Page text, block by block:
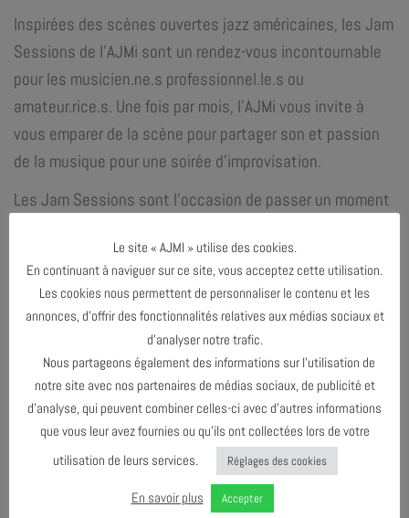
Inspirées des scènes ouvertes jazz américaines, les Jam
Sessions de l’AJMi sont un rendez-vous incontournable
pour les musicien.ne.s professionnel.le.s ou
amateur.rice.s. Une fois par mois, l’AJMi vous invite à
vous emparer de la scène pour partager son et passion
de la musique pour une soirée d’improvisation.
Les Jam Sessions sont l’occasion de passer un moment
tes instruments et rejoins la scène !
PARTAGER & COMMENTER
Le site « AJMI » utilise des cookies.
En continuant à naviguer sur ce site, vous acceptez cette utilisation.
Les cookies nous permettent de personnaliser le contenu et les
annonces, d’offrir des fonctionnalités relatives aux médias sociaux et
d’analyser notre trafic.
Nous partageons également des informations sur l’utilisation de
notre site avec nos partenaires de médias sociaux, de publicité et
d’analyse, qui peuvent combiner celles-ci avec d’autres informations
que vous leur avez fournies ou qu’ils ont collectées lors de votre
utilisation de leurs services.
Réglages des cookies
En savoir plus Accepter